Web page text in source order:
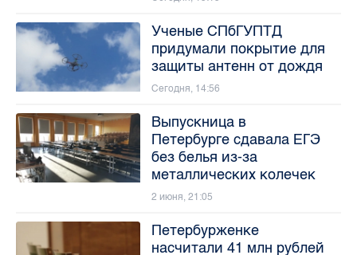
Ученые СПбГУПТД
придумали покрытие для
защиты антенн от дождя
Сегодня, 14:56
Выпускница в
Петербурге сдавала ЕГЭ
без белья из-за
металлических колечек
2 июня, 21:05
Петербурженке
насчитали 41 млн рублей